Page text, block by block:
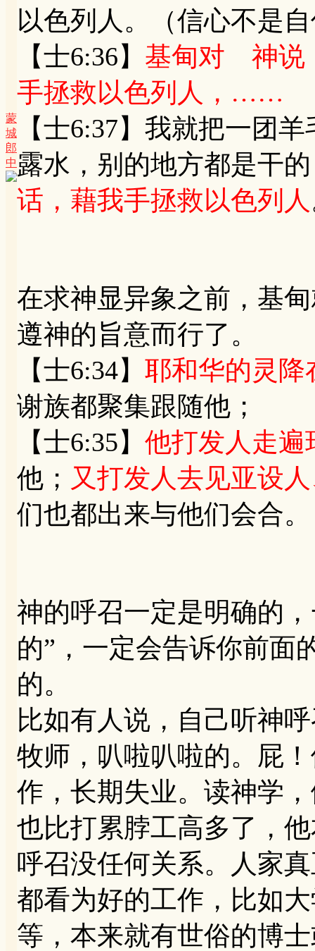
蒙
城
郎
中
以色列人。（信心不是
【士6:36】 基甸对 神说
手拯救以色列人，……
【士6:37】我就把一团
露水，别的地方都是干
话，藉我手拯救以色列人
在求神显异象之前，基
遵神的旨意而行了。
【士6:34】 耶和华的灵降
谢族都聚集跟随他；
【士6:35】 他打发人走遍
他； 又打发人去见亚设
们也都出来与他们会合。
神的呼召一定是明确的
的”，一定会告诉你前面
的。
比如有人说，自己听神
牧师，叭啦叭啦的。屁
作，长期失业。读神学
也比打累脖工高多了，
呼召没任何关系。人家
都看为好的工作，比如
等，本来就有世俗的博